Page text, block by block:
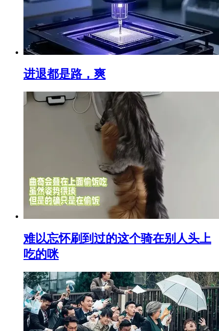
进退都是路，爽
难以忘怀刷到过的这个骑在别人头上
吃的咪